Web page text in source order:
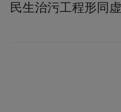
民生治污工程形同